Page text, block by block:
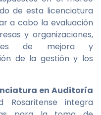
de esta licenciatura
a cabo la evaluación
y organizaciones,
de mejora y
de la gestión y los
en Auditoría
Rosaritense integra